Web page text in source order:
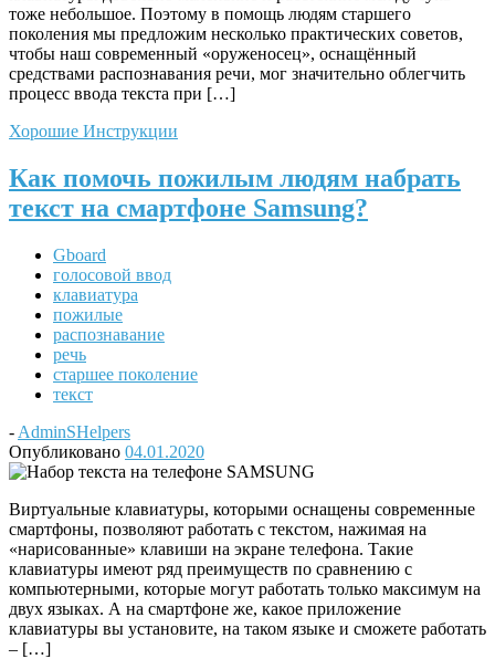
тоже небольшое. Поэтому в помощь людям старшего
поколения мы предложим несколько практических советов,
чтобы наш современный «оруженосец», оснащённый
средствами распознавания речи, мог значительно облегчить
процесс ввода текста при […]
Хорошие Инструкции
Как помочь пожилым людям набрать
текст на смартфоне Samsung?
Gboard
голосовой ввод
клавиатура
пожилые
распознавание
речь
старшее поколение
текст
- AdminSHelpers
Опубликовано 04.01.2020
Виртуальные клавиатуры, которыми оснащены современные
смартфоны, позволяют работать с текстом, нажимая на
«нарисованные» клавиши на экране телефона. Такие
клавиатуры имеют ряд преимуществ по сравнению с
компьютерными, которые могут работать только максимум на
двух языках. А на смартфоне же, какое приложение
клавиатуры вы установите, на таком языке и сможете работать
– […]